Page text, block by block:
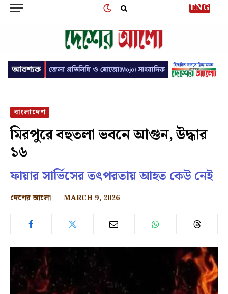
ENG
বাংলাদেশ
মিরপুরে বহুতলা ভবনে আগুন, উদ্ধার
১৬
ফায়ার সার্ভিসের তৎপরতায় আহত কেউ নেই
দেশের আলো MARCH 9, 2026